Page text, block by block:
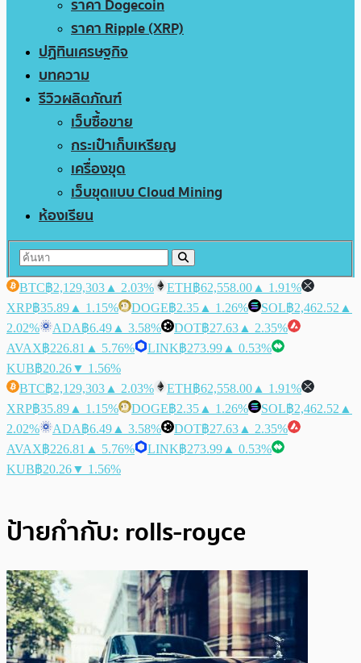
ราคา Dogecoin
ราคา Ripple (XRP)
ปฏิทินเศรษฐกิจ
บทความ
รีวิวผลิตภัณฑ์
เว็บซื้อขาย
กระเป๋าเก็บเหรียญ
เครื่องขุด
เว็บขุดแบบ Cloud Mining
ห้องเรียน
BTC฿2,129,303 ▲ 2.03% ETH฿62,558.00 ▲ 1.91%
XRP฿35.89 ▲ 1.15% DOGE฿2.35 ▲ 1.26% SOL฿2,462.52 ▲
2.02%
ADA฿6.49 ▲ 3.58% DOT฿27.63 ▲ 2.35%
AVAX฿226.81 ▲ 5.76% LINK฿273.99 ▲ 0.53%
KUB฿20.26▼ 1.56%
BTC฿2,129,303 ▲ 2.03% ETH฿62,558.00 ▲ 1.91%
XRP฿35.89 ▲ 1.15% DOGE฿2.35 ▲ 1.26% SOL฿2,462.52 ▲
2.02%
ADA฿6.49 ▲ 3.58% DOT฿27.63 ▲ 2.35%
AVAX฿226.81 ▲ 5.76% LINK฿273.99 ▲ 0.53%
KUB฿20.26▼ 1.56%
ป้ายกำกับ: rolls-royce